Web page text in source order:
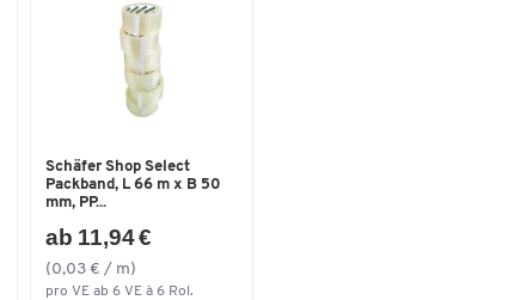
Schäfer Shop Select
Packband, L 66 m x B 50
mm, PP...
ab 11,94 €
(0,03 € / m)
pro VE ab 6 VE à 6 Rol.